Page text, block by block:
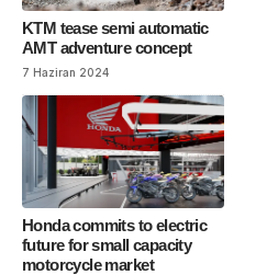
KTM tease semi automatic
AMT adventure concept
7 Haziran 2024
Honda commits to electric
future for small capacity
motorcycle market